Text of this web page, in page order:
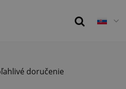
doručenie